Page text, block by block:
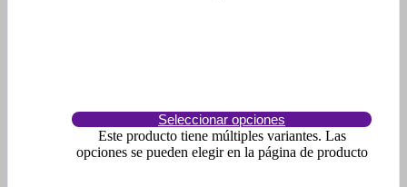
Seleccionar opciones
Este producto tiene múltiples variantes. Las
opciones se pueden elegir en la página de producto